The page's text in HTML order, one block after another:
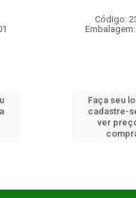
Embalagem: UN/01
Faça seu login ou
cadastre-se para